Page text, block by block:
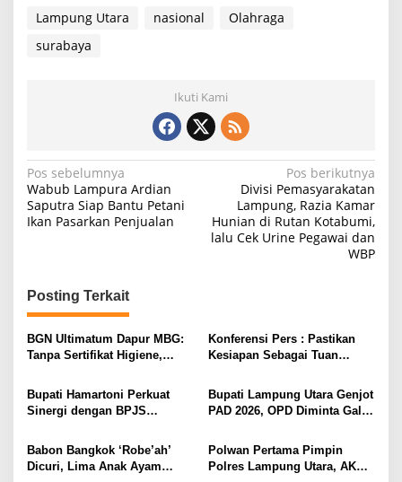
Lampung Utara nasional
Olahraga
surabaya
Ikuti Kami
N
a
v
a
s
i
o
Pos sebelumnya
Wabub Lampura Ardian
Saputra Siap Bantu Petani
Ikan Pasarkan Penjualan
Pos berikutnya
Divisi Pemasyarakatan
Lampung, Razia Kamar
Hunian di Rutan Kotabumi,
lalu Cek Urine Pegawai dan
WBP
Posting Terkait
BGN Ultimatum Dapur MBG:
Tanpa Sertifikat Higiene,
Konferensi Pers : Pastikan
Kesiapan Sebagai Tuan
Tiga Venue Pelaksanaan
Soeratin Cup Piala Gubernur
Lampung
Bupati Hamartoni Perkuat
Sinergi dengan BPJS
Kesehatan Makin Cepat dan
Mudah
Bupati Lampung Utara Genjot
PAD 2026, OPD Diminta Gali
hingga Optimalkan PBB-P2
Babon Bangkok ‘Robe’ah’
Dicuri, Lima Anak Ayam
Polwan Pertama Pimpin
Polres Lampung Utara, AKBP